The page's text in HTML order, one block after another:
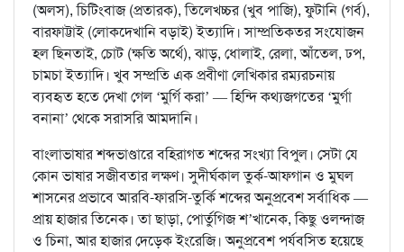
(অলস), চিটিংবাজ (প্রতারক), তিলেখচ্চর (খুব পাজি), ফুটানি (গর্ব),
বারফাট্টাই (লোকদেখানি বড়াই) ইত্যাদি। সাম্প্রতিকতর সংযোজন
হল ছিনতাই, চোট (ক্ষতি অর্থে), ঝাড়, ধোলাই, রেলা, আঁতেল, ঢপ,
চামচা ইত্যাদি। খুব সম্প্রতি এক প্রবীণা লেখিকার রম্যরচনায়
ব্যবহৃত হতে দেখা গেল ‘মুর্গি করা’ — হিন্দি কথ্যজগতের ‘মুর্গা
বনানা’ থেকে সরাসরি আমদানি।
বাংলাভাষার শব্দভাণ্ডারে বহিরাগত শব্দের সংখ্যা বিপুল। সেটা যে
কোন ভাষার সজীবতার লক্ষণ। সুদীর্ঘকাল তুর্ক-আফগান ও মুঘল
শাসনের প্রভাবে আরবি-ফারসি-তুর্কি শব্দের অনুপ্রবেশ সর্বাধিক —
প্রায় হাজার তিনেক। তা ছাড়া, পোর্তুগিজ শ’খানেক, কিছু ওলন্দাজ
ও চিনা, আর হাজার দেড়েক ইংরেজি। অনুপ্রবেশ পর্যবসিত হয়েছে